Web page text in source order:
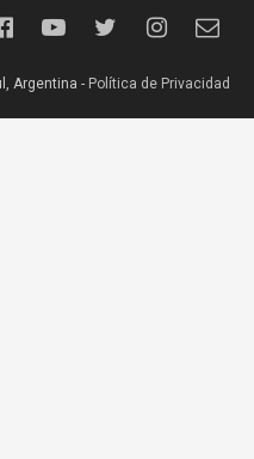
Argentina - Política de Privacidad